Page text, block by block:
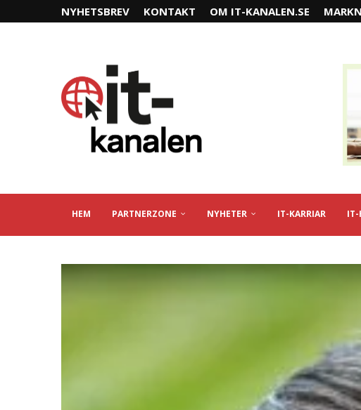
NYHETSBREV KONTAKT OM IT-KANALEN.SE
HEM PARTNERZONE NYHETER IT-KARRIAR IT-